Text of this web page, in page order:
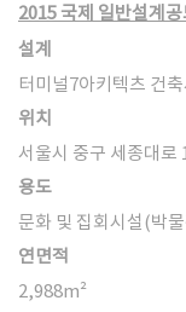
2015 국제 일반설계공
설계
터미널7아키텍츠 건
위치
서울시 중구 세종대로
용도
문화 및 집회시설(박
연면적
2,988m²